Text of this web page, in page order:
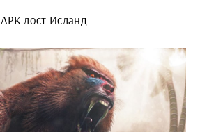
АРК лост Исланд